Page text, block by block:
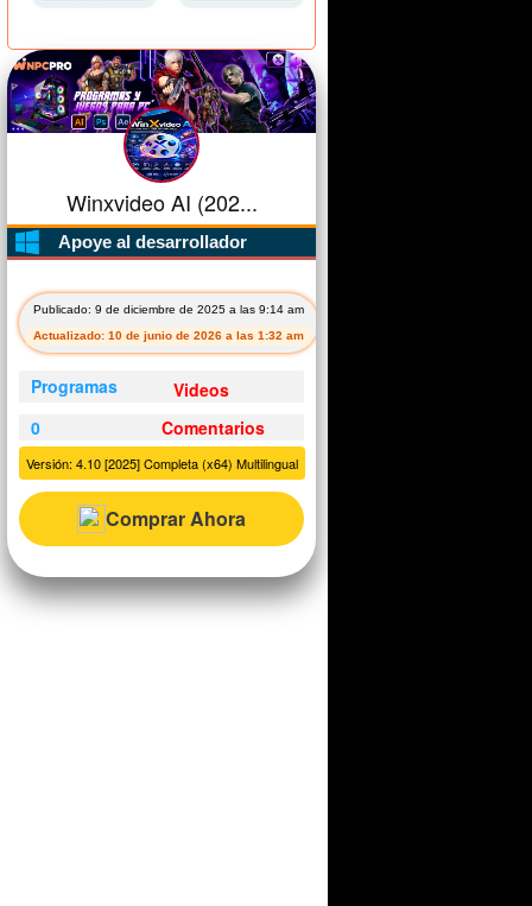
Winxvideo AI (202...
Apoye al desarrollador
Publicado: 9 de diciembre de 2025 a las 9:14 am
Actualizado: 10 de junio de 2026 a las 1:32 am
Programas
Videos
0
Comentarios
Versión: 4.10 [2025] Completa (x64) Multilingual
Comprar Ahora